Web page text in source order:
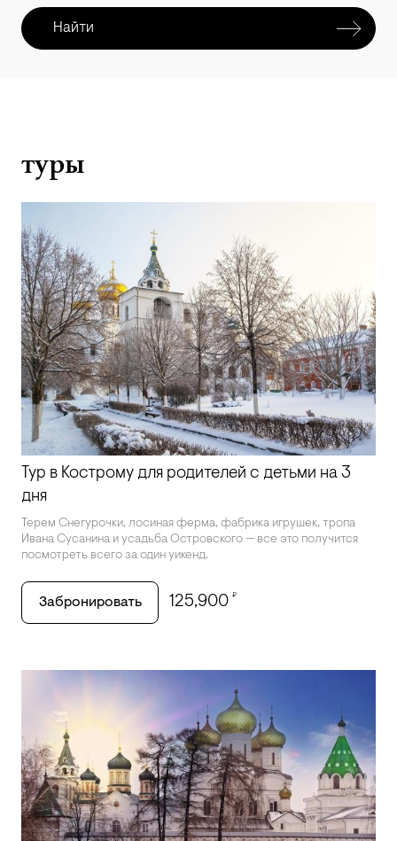
больше нигде в России), охраняемая ЮНЕСКО
пожарная каланча, Музей костюма,
собирающий в столице аншлаги национальный
Найти
туры
Тур в Кострому для родителей с детьми на 3
дня
Терем Снегурочки, лосиная ферма, фабрика игрушек, тропа
Ивана Сусанина и усадьба Островского — все это получится
посмотреть всего за один уикенд.
Забронировать 125,900 ₽